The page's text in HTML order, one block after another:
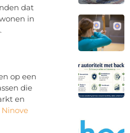
dat
in
op een
die
en